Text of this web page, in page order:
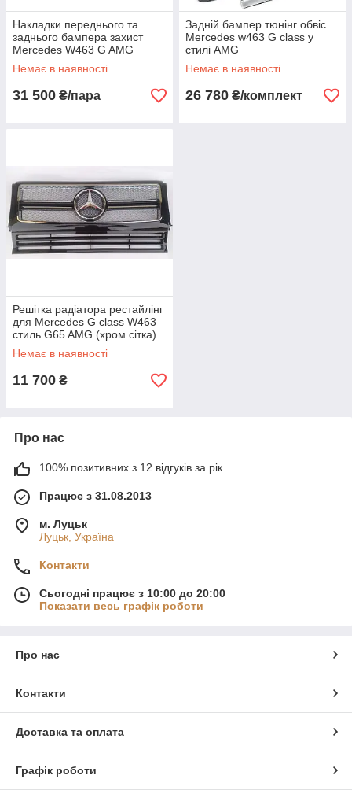
Накладки переднього та
заднього бампера захист
Mercedes W463 G AMG
Немає в наявності
31 500 ₴/пара
Задній бампер тюнінг обвіс
Mercedes w463 G class у
стилі AMG
Немає в наявності
26 780 ₴/комплект
Решітка радіатора рестайлінг
для Mercedes G class W463
стиль G65 AMG (хром сітка)
Немає в наявності
11 700 ₴
Про нас
100% позитивних з 12 відгуків за рік
Працює з 31.08.2013
м. Луцьк
Луцьк, Україна
Контакти
Сьогодні працює з 10:00 до 20:00
Показати весь графік роботи
Про нас
Контакти
Доставка та оплата
Графік роботи